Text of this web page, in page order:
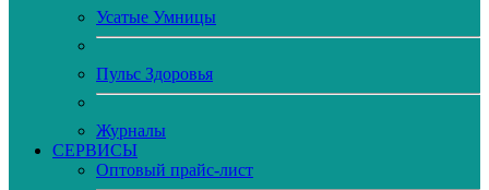
Усатые Умницы
Пульс Здоровья
Журналы
CЕРВИСЫ
Оптовый прайс-лист